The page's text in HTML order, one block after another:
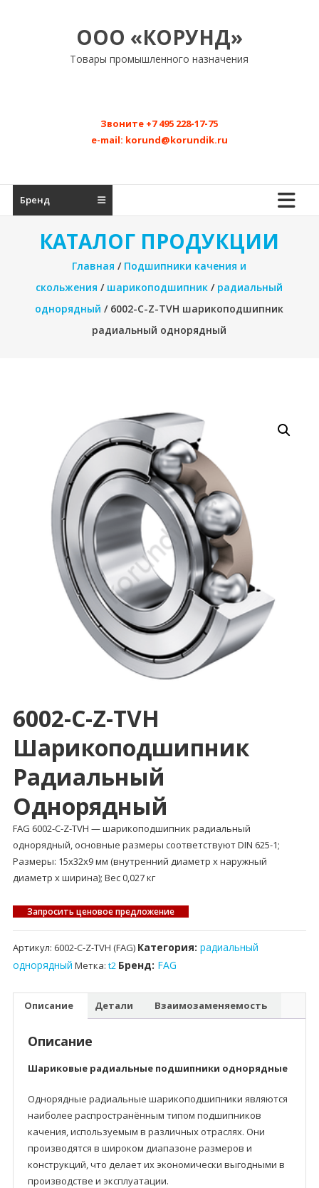
ООО «КОРУНД»
Товары промышленного назначения
Звоните +7 495 228-17-75
e-mail: korund@korundik.ru
Бренд
КАТАЛОГ ПРОДУКЦИИ
Главная / Подшипники качения и
скольжения / шарикоподшипник / радиальный
однорядный / 6002-C-Z-TVH шарикоподшипник
радиальный однорядный
6002-C-Z-TVH
Шарикоподшипник
Радиальный
Однорядный
FAG 6002-C-Z-TVH — шарикоподшипник радиальный
однорядный, основные размеры соответствуют DIN 625-1;
Размеры: 15x32x9 мм (внутренний диаметр x наружный
диаметр x ширина); Вес 0,027 кг
Запросить ценовое предложение
Артикул: 6002-C-Z-TVH (FAG) Категория: радиальный
однорядный Метка: t2 Бренд: FAG
Описание Детали Взаимозаменяемость
Описание
Шариковые радиальные подшипники однорядные
Однорядные радиальные шарикоподшипники являются
наиболее распространённым типом подшипников
качения, используемым в различных отраслях. Они
производятся в широком диапазоне размеров и
конструкций, что делает их экономически выгодными в
производстве и эксплуатации.